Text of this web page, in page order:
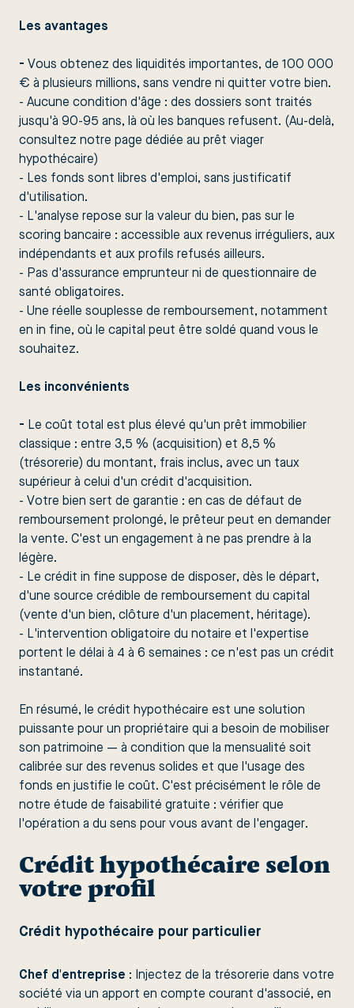
Les avantages
- Vous obtenez des liquidités importantes, de 100 000
€ à plusieurs millions, sans vendre ni quitter votre bien.
- Aucune condition d'âge : des dossiers sont traités
jusqu'à 90-95 ans, là où les banques refusent. (Au-delà,
consultez notre page dédiée au prêt viager
hypothécaire)
- Les fonds sont libres d'emploi, sans justificatif
d'utilisation.
- L'analyse repose sur la valeur du bien, pas sur le
scoring bancaire : accessible aux revenus irréguliers, aux
indépendants et aux profils refusés ailleurs.
- Pas d'assurance emprunteur ni de questionnaire de
santé obligatoires.
- Une réelle souplesse de remboursement, notamment
en in fine, où le capital peut être soldé quand vous le
souhaitez.
Les inconvénients
- Le coût total est plus élevé qu'un prêt immobilier
classique : entre 3,5 % (acquisition) et 8,5 %
(trésorerie) du montant, frais inclus, avec un taux
supérieur à celui d'un crédit d'acquisition.
- Votre bien sert de garantie : en cas de défaut de
remboursement prolongé, le prêteur peut en demander
la vente. C'est un engagement à ne pas prendre à la
légère.
- Le crédit in fine suppose de disposer, dès le départ,
d'une source crédible de remboursement du capital
(vente d'un bien, clôture d'un placement, héritage).
- L'intervention obligatoire du notaire et l'expertise
portent le délai à 4 à 6 semaines : ce n'est pas un crédit
instantané.
En résumé, le crédit hypothécaire est une solution
puissante pour un propriétaire qui a besoin de mobiliser
son patrimoine — à condition que la mensualité soit
calibrée sur des revenus solides et que l'usage des
fonds en justifie le coût. C'est précisément le rôle de
notre étude de faisabilité gratuite : vérifier que
l'opération a du sens pour vous avant de l'engager.
Crédit hypothécaire selon
votre profil
Crédit hypothécaire pour particulier
Chef d'entreprise : Injectez de la trésorerie dans votre
société via un apport en compte courant d'associé, en